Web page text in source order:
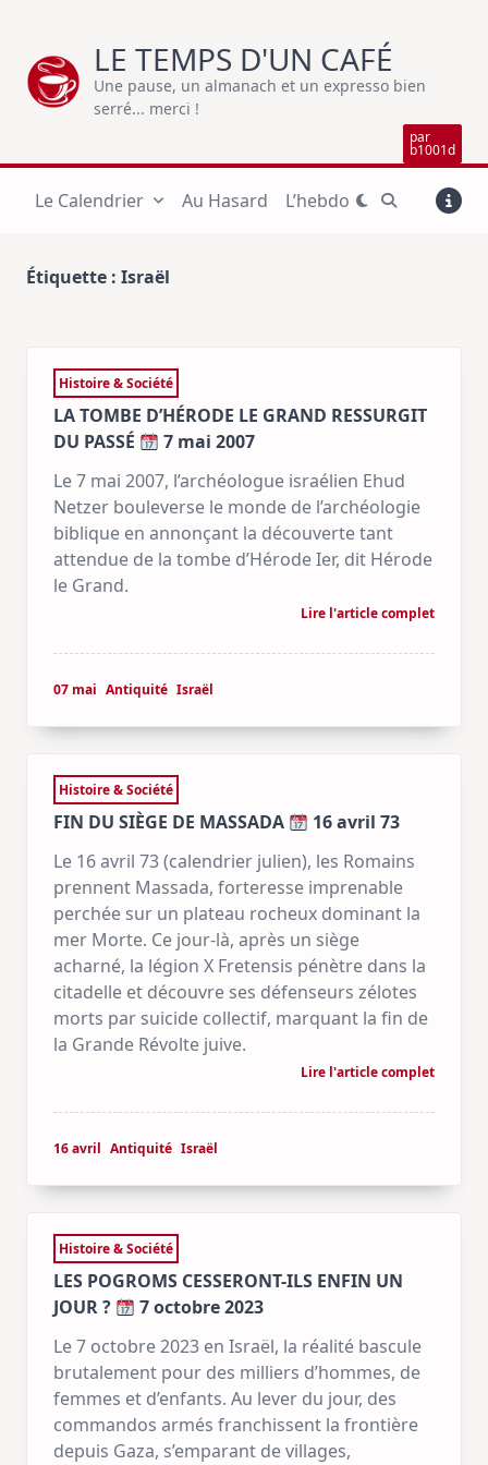
content
LE TEMPS D'UN CAFÉ
Une pause, un almanach et un expresso bien
serré... merci !
par
b1001d
Le Calendrier Au Hasard L’hebdo
Étiquette : Israël
Histoire & Société
LA TOMBE D’HÉRODE LE GRAND RESSURGIT
DU PASSÉ
7 mai 2007
Le 7 mai 2007, l’archéologue israélien Ehud
Netzer bouleverse le monde de l’archéologie
biblique en annonçant la découverte tant
attendue de la tombe d’Hérode Ier, dit Hérode
le Grand.
Lire l'article complet
07 mai Antiquité Israël
Histoire & Société
FIN DU SIÈGE DE MASSADA
16 avril 73
Le 16 avril 73 (calendrier julien), les Romains
prennent Massada, forteresse imprenable
perchée sur un plateau rocheux dominant la
mer Morte. Ce jour-là, après un siège
acharné, la légion X Fretensis pénètre dans la
citadelle et découvre ses défenseurs zélotes
morts par suicide collectif, marquant la fin de
la Grande Révolte juive.
Lire l'article complet
16 avril Antiquité Israël
Histoire & Société
LES POGROMS CESSERONT-ILS ENFIN UN
JOUR ?
7 octobre 2023
Le 7 octobre 2023 en Israël, la réalité bascule
brutalement pour des milliers d’hommes, de
femmes et d’enfants. Au lever du jour, des
commandos armés franchissent la frontière
depuis Gaza, s’emparant de villages,